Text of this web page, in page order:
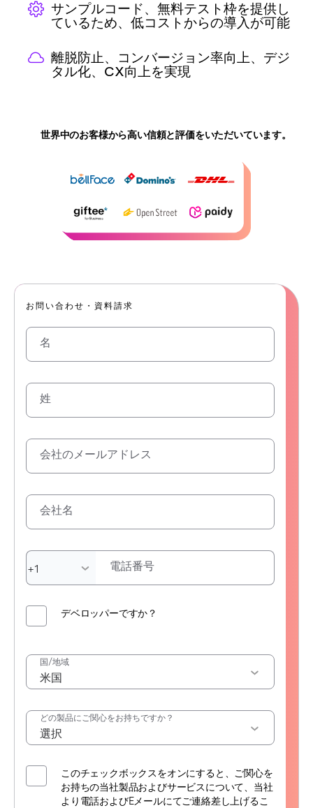
サンプルコード、無料テスト枠を提供し
ているため、低コストからの導入が可能
離脱防止、コンバージョン率向上、デジ
タル化、CX向上を実現
世界中のお客様から高い信頼と評価をいただいています。
お問い合わせ・資料請求
名
姓
会社のメールアドレス
会社名
電話番号
デベロッパーですか？
国/地域
どの製品にご関心をお持ちですか？
このチェックボックスをオンにすると、ご関心を
お持ちの当社製品およびサービスについて、当社
より電話およびEメールにてご連絡差し上げるこ